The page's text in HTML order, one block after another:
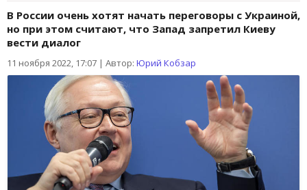
В России очень хотят начать переговоры с Украиной,
но при этом считают, что Запад запретил Киеву
вести диалог
11 ноября 2022, 17:07 | Автор: Юрий Кобзар